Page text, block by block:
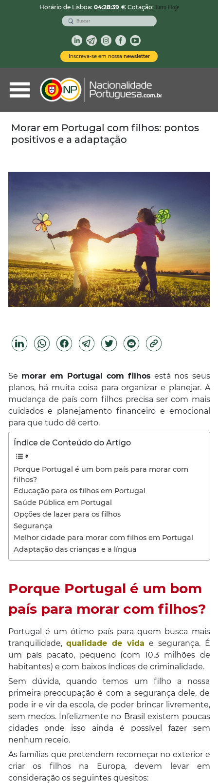
Horário de Lisboa:04:28:41 € Cotação: Euro Hoje
Inscreva-se em nossa newsletter
Nacionalidade Portuguesa
Vistos de Residência
Imóveis em Portugal
Demais Serviços
Morar em Portugal com filhos: pontos
positivos e a adaptação
Se morar em Portugal com filhos está nos seus
planos, há muita coisa para organizar e planejar. A
mudança de país com filhos precisa ser com mais
cuidados e planejamento financeiro e emocional
para que tudo dê certo.
Índice de Conteúdo do Artigo
Porque Portugal é um bom país para morar com
filhos?
Educação para os filhos em Portugal
Saúde Pública em Portugal
Opções de lazer para os filhos
Segurança
Melhor cidade para morar com filhos em Portugal
Adaptação das crianças e a língua
Porque Portugal é um bom
país para morar com filhos?
Portugal é um ótimo país para quem busca mais
tranquilidade,qualidade de vida e segurança. É
um país pacato, pequeno (com 10,3 milhões de
habitantes) e com baixos índices de criminalidade.
Sem dúvida, quando temos um filho a nossa
primeira preocupação é com a segurança dele, de
pode ir e vir da escola, de poder brincar livremente,
sem medos. Infelizmente no Brasil existem poucas
cidades onde isso ainda é possível fazer sem
nenhum receio.
As famílias que pretendem recomeçar no exterior e
criar os filhos na Europa, devem levar em
consideração os seguintes quesitos: